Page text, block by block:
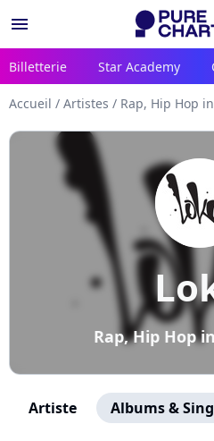
menu
Billetterie Star Academy
Accueil / Artistes / Rap, Hip Hop
Rap, Hip Hop
Artiste Albums &